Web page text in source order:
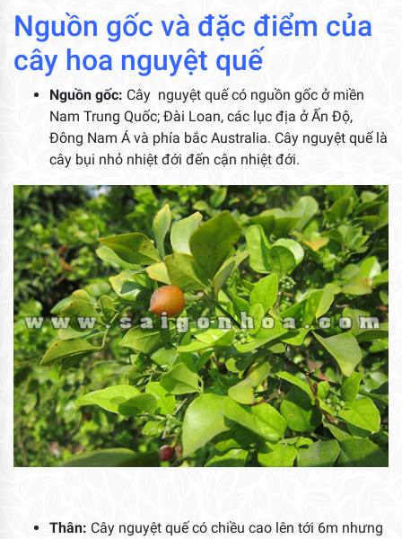
Nguồn gốc và đặc điểm của
cây hoa nguyệt quế
Nguồn gốc: Cây nguyệt quế có nguồn gốc ở miền
Nam Trung Quốc; Đài Loan, các lục địa ở Ấn Độ,
Đông Nam Á và phía bắc Australia. Cây nguyệt quế là
cây bụi nhỏ nhiệt đới đến cận nhiệt đới.
Thân: Cây nguyệt quế có chiều cao lên tới 6m nhưng